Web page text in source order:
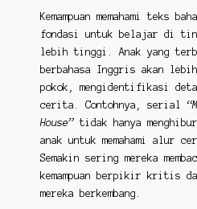
Kemampuan memahami teks
fondasi untuk belajar di
lebih tinggi. Anak yang
berbahasa Inggris akan lebih
pokok, mengidentifikasi
cerita. Contohnya, serial
House”tidak hanya
anak untuk memahami alur
Semakin sering mereka
kemampuan berpikir kritis dan
mereka berkembang.